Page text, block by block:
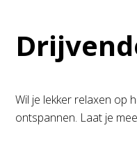
Wil je lekker relaxen op
ontspannen. Laat je